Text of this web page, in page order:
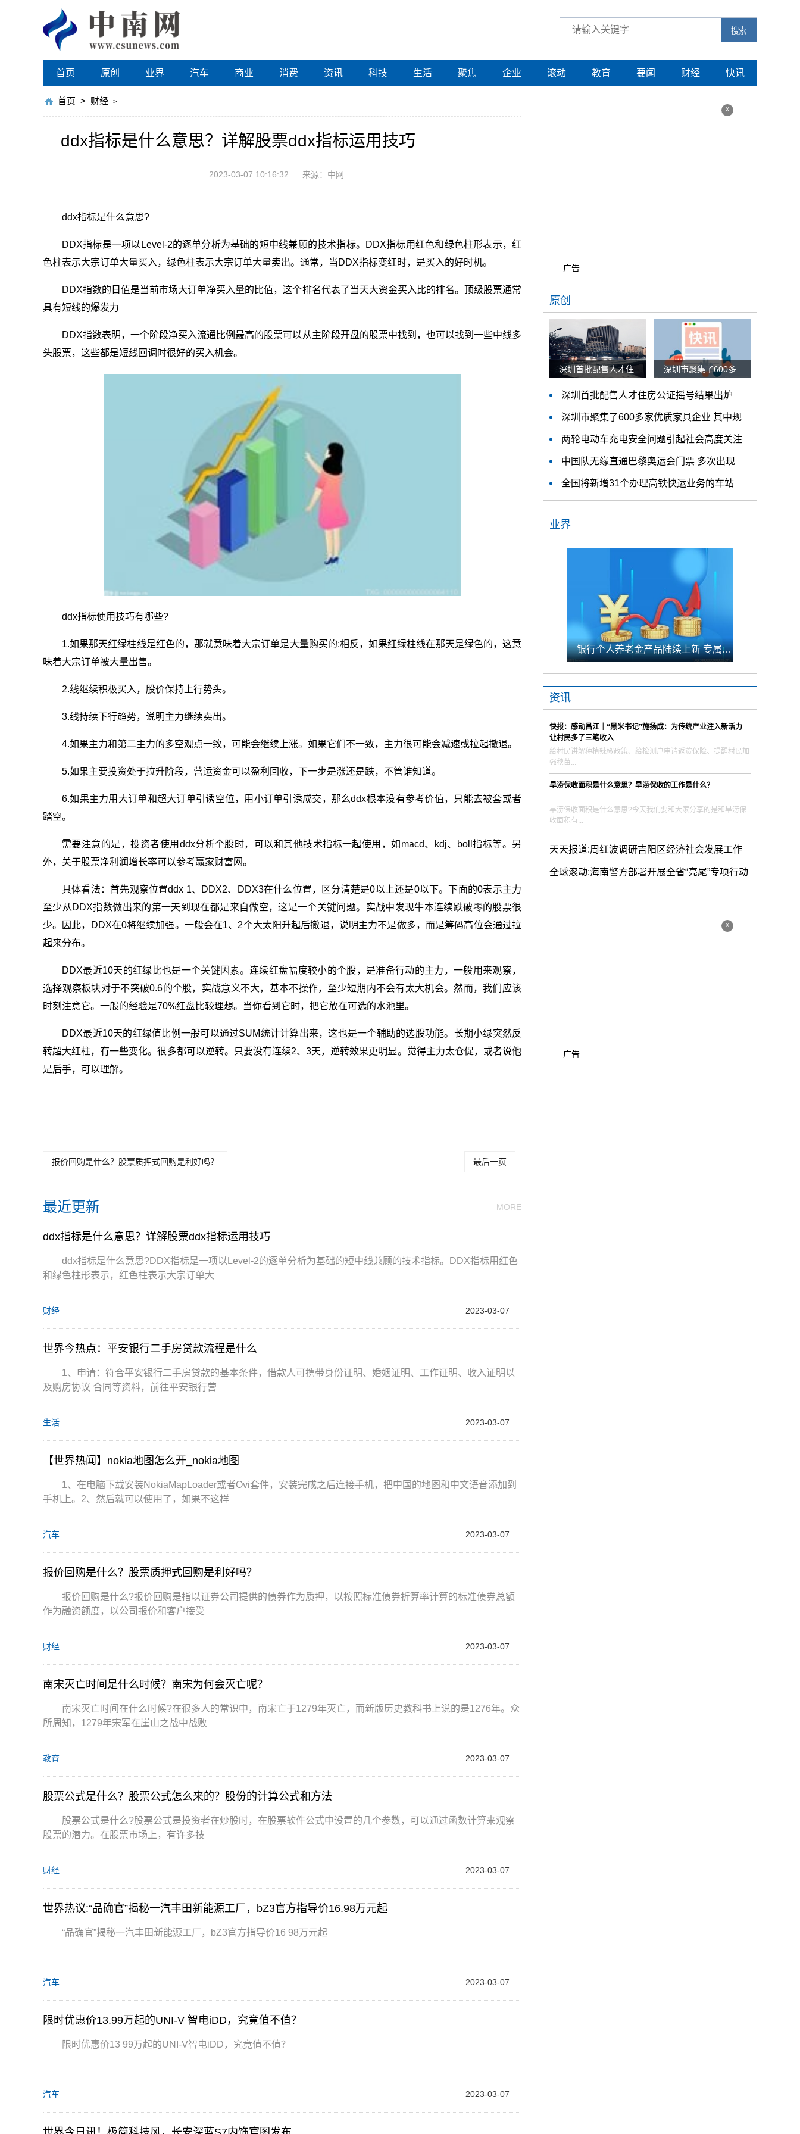
搜索
首页 原创 业界 汽车 商业 消费 资讯 科技 生活 聚焦 企业 滚动 教育 要闻 财经 快讯
首页 > 财经 >
ddx指标是什么意思？详解股票ddx指标运用技巧
2023-03-07 10:16:32 来源：中网
ddx指标是什么意思?
DDX指标是一项以Level-2的逐单分析为基础的短中线兼顾的技术指标。DDX指标用红色和绿色柱形表示，红
色柱表示大宗订单大量买入，绿色柱表示大宗订单大量卖出。通常，当DDX指标变红时，是买入的好时机。
DDX指数的日值是当前市场大订单净买入量的比值，这个排名代表了当天大资金买入比的排名。顶级股票通常
具有短线的爆发力
DDX指数表明，一个阶段净买入流通比例最高的股票可以从主阶段开盘的股票中找到，也可以找到一些中线多
头股票，这些都是短线回调时很好的买入机会。
ddx指标使用技巧有哪些?
1.如果那天红绿柱线是红色的，那就意味着大宗订单是大量购买的;相反，如果红绿柱线在那天是绿色的，这意
味着大宗订单被大量出售。
2.线继续积极买入，股价保持上行势头。
3.线持续下行趋势，说明主力继续卖出。
4.如果主力和第二主力的多空观点一致，可能会继续上涨。如果它们不一致，主力很可能会减速或拉起撤退。
5.如果主要投资处于拉升阶段，营运资金可以盈利回收，下一步是涨还是跌，不管谁知道。
6.如果主力用大订单和超大订单引诱空位，用小订单引诱成交，那么ddx根本没有参考价值，只能去被套或者
踏空。
需要注意的是，投资者使用ddx分析个股时，可以和其他技术指标一起使用，如macd、kdj、boll指标等。另
外，关于股票净利润增长率可以参考赢家财富网。
具体看法：首先观察位置ddx 1、DDX2、DDX3在什么位置，区分清楚是0以上还是0以下。下面的0表示主力
至少从DDX指数做出来的第一天到现在都是来自做空，这是一个关键问题。实战中发现牛本连续跌破零的股票很
少。因此，DDX在0将继续加强。一般会在1、2个大太阳升起后撤退，说明主力不是做多，而是筹码高位会通过拉
起来分布。
DDX最近10天的红绿比也是一个关键因素。连续红盘幅度较小的个股，是准备行动的主力，一般用来观察，
选择观察板块对于不突破0.6的个股，实战意义不大，基本不操作，至少短期内不会有太大机会。然而，我们应该
时刻注意它。一般的经验是70%红盘比较理想。当你看到它时，把它放在可选的水池里。
DDX最近10天的红绿值比例一般可以通过SUM统计计算出来，这也是一个辅助的选股功能。长期小绿突然反
转超大红柱，有一些变化。很多都可以逆转。只要没有连续2、3天，逆转效果更明显。觉得主力太仓促，或者说他
是后手，可以理解。
报价回购是什么？股票质押式回购是利好吗？ 最后一页
最近更新 MORE
ddx指标是什么意思？详解股票ddx指标运用技巧
ddx指标是什么意思?DDX指标是一项以Level-2的逐单分析为基础的短中线兼顾的技术指标。DDX指标用红色
和绿色柱形表示，红色柱表示大宗订单大
财经 2023-03-07
世界今热点：平安银行二手房贷款流程是什么
1、申请：符合平安银行二手房贷款的基本条件，借款人可携带身份证明、婚姻证明、工作证明、收入证明以
及购房协议 合同等资料，前往平安银行营
生活 2023-03-07
【世界热闻】nokia地图怎么开_nokia地图
1、在电脑下载安装NokiaMapLoader或者Ovi套件，安装完成之后连接手机，把中国的地图和中文语音添加到
手机上。2、然后就可以使用了，如果不这样
汽车 2023-03-07
报价回购是什么？股票质押式回购是利好吗？
报价回购是什么?报价回购是指以证券公司提供的债券作为质押，以按照标准债券折算率计算的标准债券总额
作为融资额度，以公司报价和客户接受
财经 2023-03-07
南宋灭亡时间是什么时候？南宋为何会灭亡呢？
南宋灭亡时间在什么时候?在很多人的常识中，南宋亡于1279年灭亡，而新版历史教科书上说的是1276年。众
所周知，1279年宋军在崖山之战中战败
教育 2023-03-07
股票公式是什么？股票公式怎么来的？股份的计算公式和方法
股票公式是什么?股票公式是投资者在炒股时，在股票软件公式中设置的几个参数，可以通过函数计算来观察
股票的潜力。在股票市场上，有许多技
财经 2023-03-07
世界热议:“品确官”揭秘一汽丰田新能源工厂，bZ3官方指导价16.98万元起
“品确官”揭秘一汽丰田新能源工厂，bZ3官方指导价16 98万元起
汽车 2023-03-07
限时优惠价13.99万起的UNI-V 智电iDD，究竟值不值？
限时优惠价13 99万起的UNI-V智电iDD，究竟值不值？
汽车 2023-03-07
x
广告
原创
深圳首批配售人才住房公证摇号结果出炉 认购家庭将于12月9日起选房
深圳市聚集了600多家优质家具企业 其中规模以上企业占比90%
两轮电动车充电安全问题引起社会高度关注 多措并举强化充电安全监管
中国队无缘直通巴黎奥运会门票 多次出现失误平衡木唐茜靖、罗蕊掉木
全国将新增31个办理高铁快运业务的车站 高铁快运车站将达280个
业界
银行个人养老金产品陆续上新 专属储蓄期限偏1年至5年的中长期
资讯
快报：感动昌江｜“黑米书记”施扬成：为传统产业注入新活力
让村民多了三笔收入
给村民讲解种植辣椒政策、给检测户申请返贫保险、提醒村民加
强秧苗...
旱涝保收面积是什么意思？旱涝保收的工作是什么？
旱涝保收面积是什么意思?今天我们要和大家分享的是和旱涝保
收面积有...
天天报道:周红波调研吉阳区经济社会发展工作
全球滚动:海南警方部署开展全省“亮尾”专项行动
x
广告